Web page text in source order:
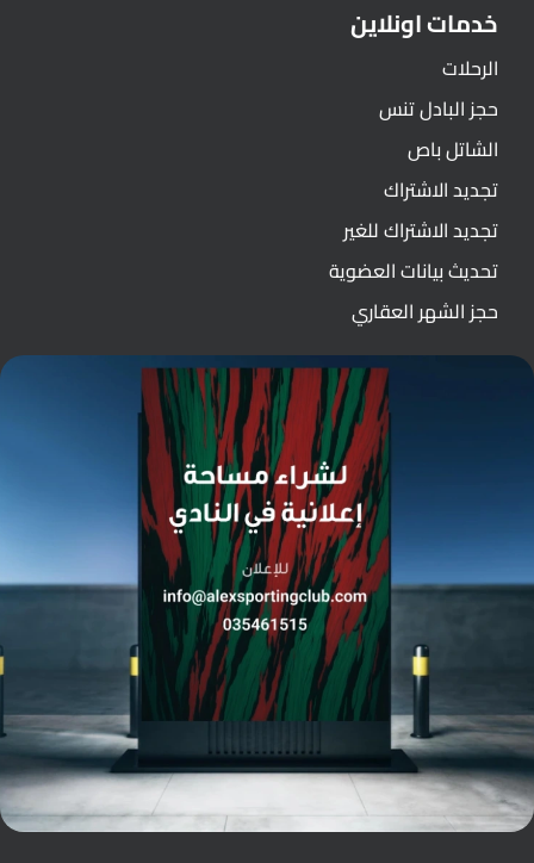
خدمات اونلاين
الرحلات
حجز البادل تنس
الشاتل باص
تجديد الاشتراك
تجديد الاشتراك للغير
تحديث بيانات العضوية
حجز الشهر العقاري